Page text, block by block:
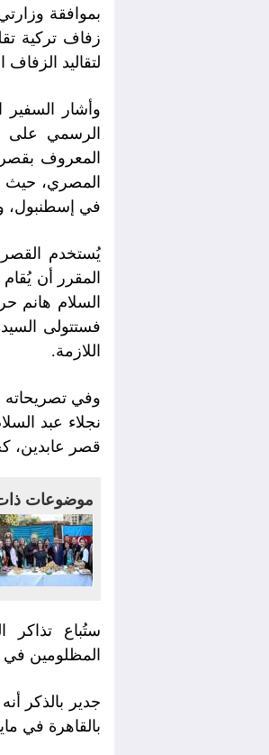
بموافقة
زفاف تركية
لتقاليد الزفاف
وأشار
المعروف
المصري، حيث
في إسطنبول،
يُستخدم القصر
السلام هانم
فستتولى
اللازمة.
نجلاء عبد
قصر عابدين،
موضوعات
ستُباع تذاكر
المظلومين
جدير بالذكر
بالقاهرة في